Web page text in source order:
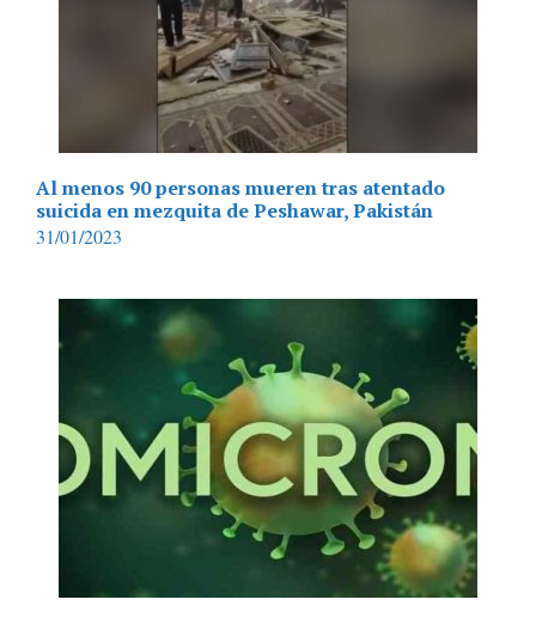
Al menos 90 personas mueren tras atentado
suicida en mezquita de Peshawar, Pakistán
31/01/2023